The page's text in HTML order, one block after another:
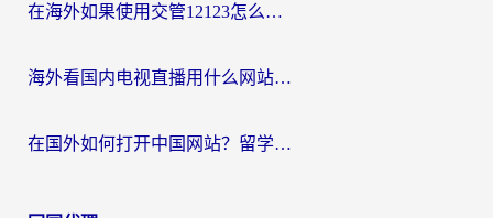
在海外如果使用交管12123怎么处理？留学生亲测有效的回国加速方案
海外看国内电视直播用什么网站比较好？一篇解决你所有追剧难题的实用指南
在国外如何打开中国网站？留学生与海外华人的无缝访问指南